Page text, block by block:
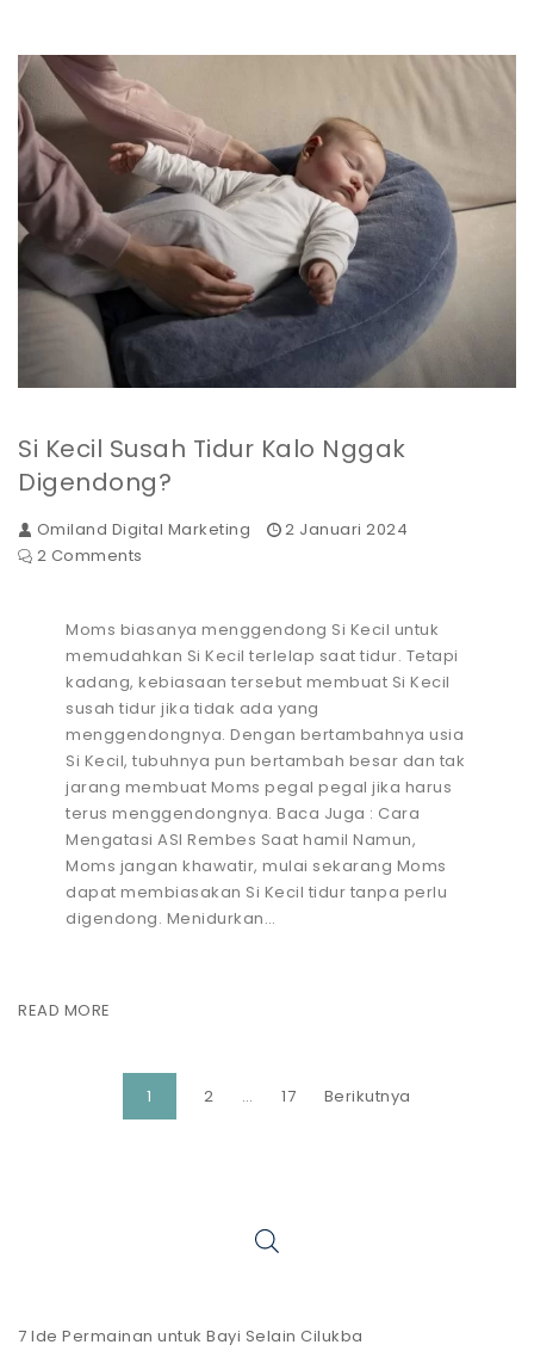
Si Kecil Susah Tidur Kalo Nggak
Digendong?
Omiland Digital Marketing
2 Januari 2024
2 Comments
Moms biasanya menggendong Si Kecil untuk
memudahkan Si Kecil terlelap saat tidur. Tetapi
kadang, kebiasaan tersebut membuat Si Kecil
susah tidur jika tidak ada yang
menggendongnya. Dengan bertambahnya usia
Si Kecil, tubuhnya pun bertambah besar dan tak
jarang membuat Moms pegal pegal jika harus
terus menggendongnya. Baca Juga : Cara
Mengatasi ASI Rembes Saat hamil Namun,
Moms jangan khawatir, mulai sekarang Moms
dapat membiasakan Si Kecil tidur tanpa perlu
digendong. Menidurkan…
READ MORE
1 2 … 17 Berikutnya
7 Ide Permainan untuk Bayi Selain Cilukba